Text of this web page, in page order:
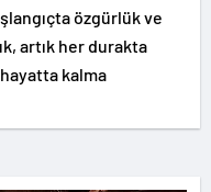
özgürlük ve
artık her durakta
kalma